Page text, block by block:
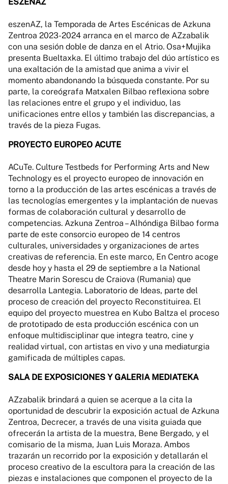
eszenAZ, la Temporada de Artes Escénicas de Azkuna
Zentroa 2023-2024 arranca en el marco de AZzabalik
con una sesión doble de danza en el Atrio. Osa+Mujika
presenta Bueltaxka. El último trabajo del dúo artístico es
una exaltación de la amistad que anima a vivir el
momento abandonando la búsqueda constante. Por su
parte, la coreógrafa Matxalen Bilbao reflexiona sobre
las relaciones entre el grupo y el individuo, las
unificaciones entre ellos y también las discrepancias, a
través de la pieza Fugas.
PROYECTO EUROPEO ACUTE
ACuTe. Culture Testbeds for Performing Arts and New
Technology es el proyecto europeo de innovación en
torno a la producción de las artes escénicas a través de
las tecnologías emergentes y la implantación de nuevas
formas de colaboración cultural y desarrollo de
competencias. Azkuna Zentroa – Alhóndiga Bilbao forma
parte de este consorcio europeo de 14 centros
culturales, universidades y organizaciones de artes
creativas de referencia. En este marco, En Centro acoge
desde hoy y hasta el 29 de septiembre a la National
Theatre Marin Sorescu de Craiova (Rumania) que
desarrolla Lantegia. Laboratorio de Ideas, parte del
proceso de creación del proyecto Reconstituirea. El
equipo del proyecto muestrea en Kubo Baltza el proceso
de prototipado de esta producción escénica con un
enfoque multidisciplinar que integra teatro, cine y
realidad virtual, con artistas en vivo y una mediaturgia
gamificada de múltiples capas.
SALA DE EXPOSICIONES Y GALERIA MEDIATEKA
AZzabalik brindará a quien se acerque a la cita la
oportunidad de descubrir la exposición actual de Azkuna
Zentroa, Decrecer, a través de una visita guiada que
ofrecerán la artista de la muestra, Bene Bergado, y el
comisario de la misma, Juan Luis Moraza. Ambos
trazarán un recorrido por la exposición y detallarán el
proceso creativo de la escultora para la creación de las
piezas e instalaciones que componen el proyecto de la